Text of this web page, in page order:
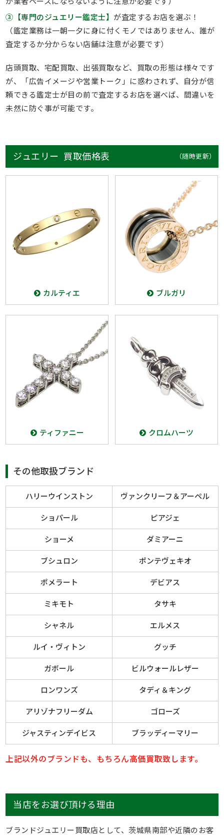
③【専門のジュエリー鑑定士】 が査定するお店を選ぶ！
（鑑定業務は一朝一夕に身に付くモノではありません、誰が
査定するか分からない店舗は注意が必要です）
店頭買取、宅配買取、出張買取など、買取の形態は様々です
が、「広告イメージや営業トーク」に惑わされず、自分が信
頼できる鑑定士が目の前で査定するお店を選べば、間違いを
未然に防ぐ事が可能です。
ジュエリー 買取価格表 （随時更新）
カルティエ ブルガリ
ティファニー クロムハーツ
その他取扱ブランド
ハリーウインストン ヴァンクリーフ＆アーペル
ショパール ピアジェ
ショーメ ダミアーニ
ブシュロン ポンテヴェキオ
ポメラート デビアス
ミキモト タサキ
シャネル エルメス
ルイ・ヴィトン グッチ
ガボール ビルウォールレザー
ロンワンズ タディ＆キング
アリゾナフリーダム ゴローズ
ジャスティンデイビス ブラッディーマリー
上記以外のブランドも、もちろん高価買取致します。
当店をお選び頂ける理由
ブランドジュエリー買取店として、茨城県南部や近隣のお客